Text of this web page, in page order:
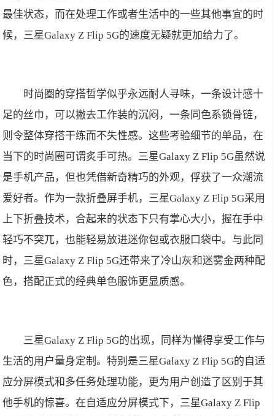
最佳状态，而在处理工作或者生活中的一些其他事宜的时
候，三星Galaxy Z Flip 5G的速度无疑就更加给力了。
时尚圈的穿搭哲学似乎永远耐人寻味，一条设计感十
足的丝巾，可以撇去工作装的沉闷，一条同色系锁骨链，
则令整体穿搭干练而不失性感。这些考验细节的单品，在
当下的时尚圈可谓炙手可热。三星Galaxy Z Flip 5G虽然说
是手机产品，但也凭借新奇精巧的外观，俘获了一众潮流
爱好者。作为一款折叠屏手机，三星Galaxy Z Flip 5G采用
上下折叠技术，合起来的状态下只有掌心大小，握在手中
轻巧不突兀，也能轻易放进迷你包或衣服口袋中。与此同
时，三星Galaxy Z Flip 5G还带来了冷山灰和迷雾金两种配
色，搭配正式的经典单色服饰更显质感。
三星Galaxy Z Flip 5G的出现，同样为懂得享受工作与
生活的用户量身定制。特别是三星Galaxy Z Flip 5G的自适
应分屏模式和多任务处理功能，更为用户创造了区别于其
他手机的惊喜。在自适应分屏模式下，三星Galaxy Z Flip